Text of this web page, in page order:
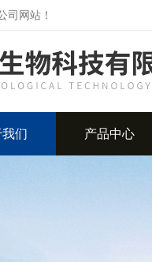
司网站！
们 产品中心